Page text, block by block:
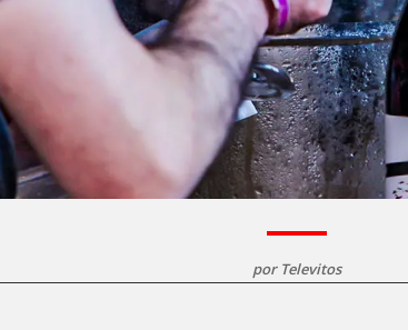
por Televitos